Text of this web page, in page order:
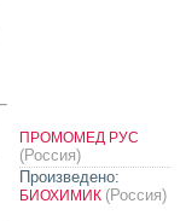
ПРОМОМЕД РУС
(Россия)
Произведено:
БИОХИМИК (Россия)